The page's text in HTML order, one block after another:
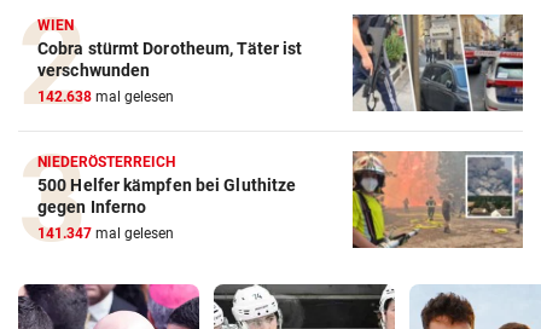
WIEN
Cobra stürmt Dorotheum, Täter ist
verschwunden
142.638 mal gelesen
NIEDERÖSTERREICH
500 Helfer kämpfen bei Gluthitze
gegen Inferno
141.347 mal gelesen